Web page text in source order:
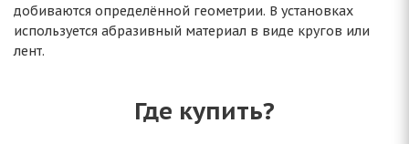
добиваются определённой геометрии. В установках
используется абразивный материал в виде кругов или
лент.
Где купить?